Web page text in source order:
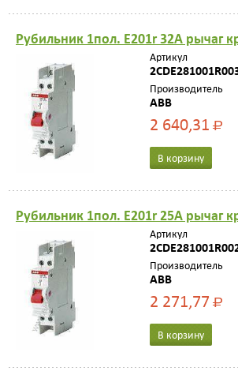
Рубильник 1пол. E201r 32A рычаг
Артикул
Производитель
ABB
2 640,31Р
В корзину
Рубильник 1пол. E201r 25A рычаг
Артикул
Производитель
ABB
2 271,77Р
В корзину